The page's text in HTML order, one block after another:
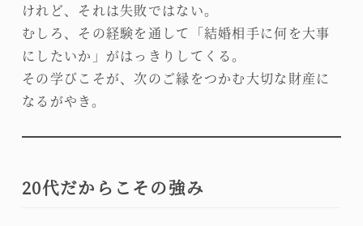
けれど、それは失敗ではない。
むしろ、その経験を通して「結婚相手に何を大事
にしたいか」がはっきりしてくる。
その学びこそが、次のご縁をつかむ大切な財産に
なるがやき。
20代だからこその強み